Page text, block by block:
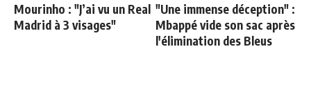
Mourinho : "J’ai vu un Real
Madrid à 3 visages"
"Une immense déception" :
Mbappé vide son sac après
l'élimination des Bleus